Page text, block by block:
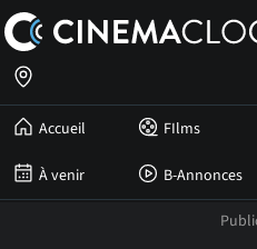
Accueil FIlms
À venir B-Annonces